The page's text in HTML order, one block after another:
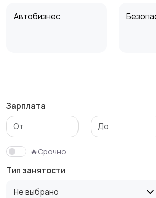
Автобизнес
Медицина
Производство
Зарплата
🔥Срочно
Тип занятости
Не выбрано